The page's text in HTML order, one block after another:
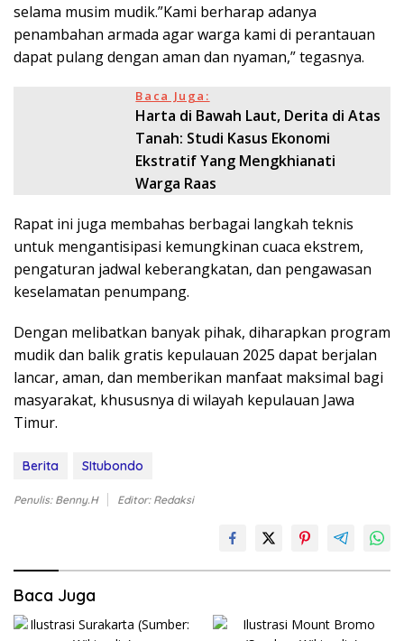
selama musim mudik.”Kami berharap adanya
penambahan armada agar warga kami di perantauan
dapat pulang dengan aman dan nyaman,” tegasnya.
Baca Juga:
Harta di Bawah Laut, Derita di Atas
Tanah: Studi Kasus Ekonomi
Ekstratif Yang Mengkhianati
Warga Raas
Rapat ini juga membahas berbagai langkah teknis
untuk mengantisipasi kemungkinan cuaca ekstrem,
pengaturan jadwal keberangkatan, dan pengawasan
keselamatan penumpang.
Dengan melibatkan banyak pihak, diharapkan program
mudik dan balik gratis kepulauan 2025 dapat berjalan
lancar, aman, dan memberikan manfaat maksimal bagi
masyarakat, khususnya di wilayah kepulauan Jawa
Timur.
Berita SItubondo
Penulis: Benny.H Editor: Redaksi
Baca Juga